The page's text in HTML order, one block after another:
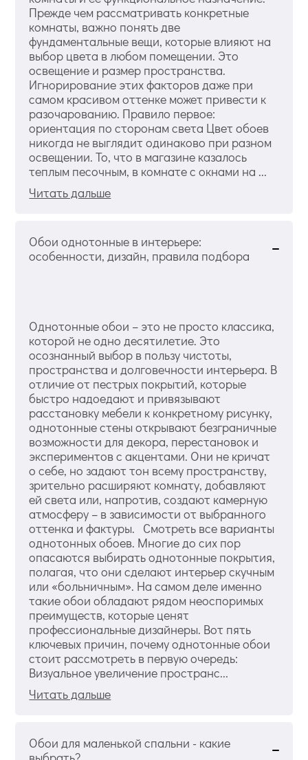
Прежде чем рассматривать конкретные
комнаты, важно понять две
фундаментальные вещи, которые влияют на
выбор цвета в любом помещении. Это
освещение и размер пространства.
Игнорирование этих факторов даже при
самом красивом оттенке может привести к
разочарованию. Правило первое:
ориентация по сторонам света Цвет обоев
никогда не выглядит одинаково при разном
освещении. То, что в магазине казалось
теплым песочным, в комнате с окнами на ...
Читать дальше
Обои однотонные в интерьере:
особенности, дизайн, правила подбора
Однотонные обои – это не просто классика,
которой не одно десятилетие. Это
осознанный выбор в пользу чистоты,
пространства и долговечности интерьера. В
отличие от пестрых покрытий, которые
быстро надоедают и привязывают
расстановку мебели к конкретному рисунку,
однотонные стены открывают безграничные
возможности для декора, перестановок и
экспериментов с акцентами. Они не кричат
о себе, но задают тон всему пространству,
зрительно расширяют комнату, добавляют
ей света или, напротив, создают камерную
атмосферу – в зависимости от выбранного
оттенка и фактуры. Смотреть все варианты
однотонных обоев. Многие до сих пор
опасаются выбирать однотонные покрытия,
полагая, что они сделают интерьер скучным
или «больничным». На самом деле именно
такие обои обладают рядом неоспоримых
преимуществ, которые ценят
профессиональные дизайнеры. Вот пять
ключевых причин, почему однотонные обои
стоит рассмотреть в первую очередь:
Визуальное увеличение пространс...
Читать дальше
Обои для маленькой спальни - какие